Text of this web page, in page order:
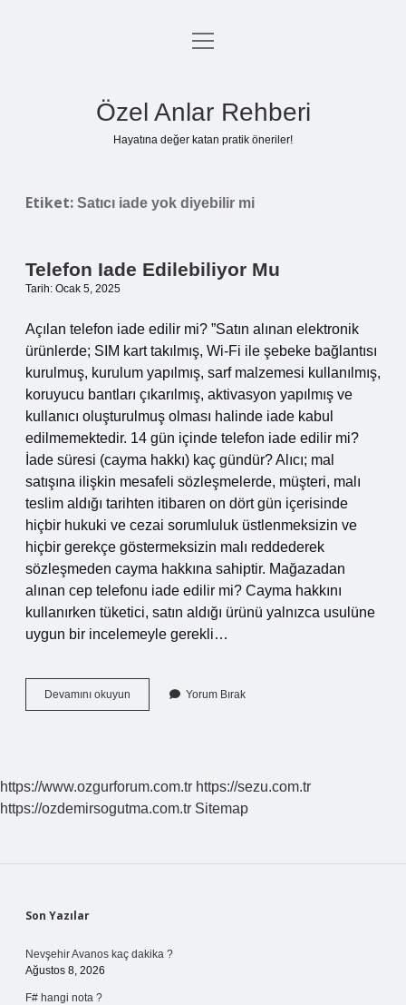
Anasayfa
menüyü
Özel Anlar Rehberi
Hayatına değer katan pratik öneriler!
Etiket: Satıcı iade yok diyebilir mi
Telefon Iade Edilebiliyor Mu
Tarih: Ocak 5, 2025
Açılan telefon iade edilir mi? ”Satın alınan elektronik
ürünlerde; SIM kart takılmış, Wi-Fi ile şebeke bağlantısı
kurulmuş, kurulum yapılmış, sarf malzemesi kullanılmış,
koruyucu bantları çıkarılmış, aktivasyon yapılmış ve
kullanıcı oluşturulmuş olması halinde iade kabul
edilmemektedir. 14 gün içinde telefon iade edilir mi?
İade süresi (cayma hakkı) kaç gündür? Alıcı; mal
satışına ilişkin mesafeli sözleşmelerde, müşteri, malı
teslim aldığı tarihten itibaren on dört gün içerisinde
hiçbir hukuki ve cezai sorumluluk üstlenmeksizin ve
hiçbir gerekçe göstermeksizin malı reddederek
sözleşmeden cayma hakkına sahiptir. Mağazadan
alınan cep telefonu iade edilir mi? Cayma hakkını
kullanırken tüketici, satın aldığı ürünü yalnızca usulüne
uygun bir incelemeyle gerekli…
Devamını okuyun
Iade
Yorum Bırak
https://www.ozgurforum.com.tr https://sezu.com.tr
https://ozdemirsogutma.com.tr Sitemap
Sidebar
Son Yazılar
Nevşehir Avanos kaç dakika ?
Ağustos 8, 2026
F# hangi nota ?